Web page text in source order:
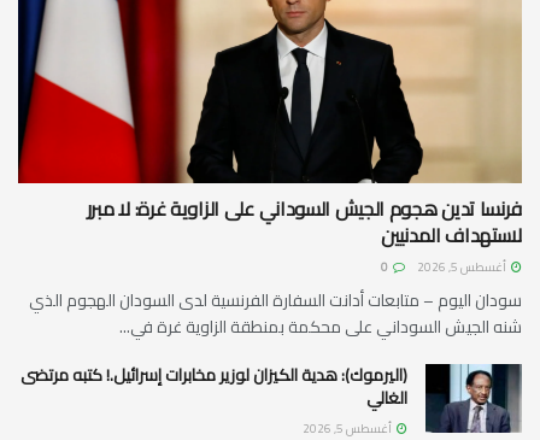
فرنسا تدين هجوم الجيش السوداني على الزاوية غرة: لا مبرر
لاستهداف المدنيين
أغسطس 5, 2026
سودان اليوم – متابعات أدانت السفارة الفرنسية لدى السودان الهجوم الذي
شنه الجيش السوداني على محكمة بمنطقة الزاوية غرة في...
(اليرموك): هدية الكيزان لوزير مخابرات إسرائيل.! كتبه مرتضى
الغالي
أغسطس 5, 2026